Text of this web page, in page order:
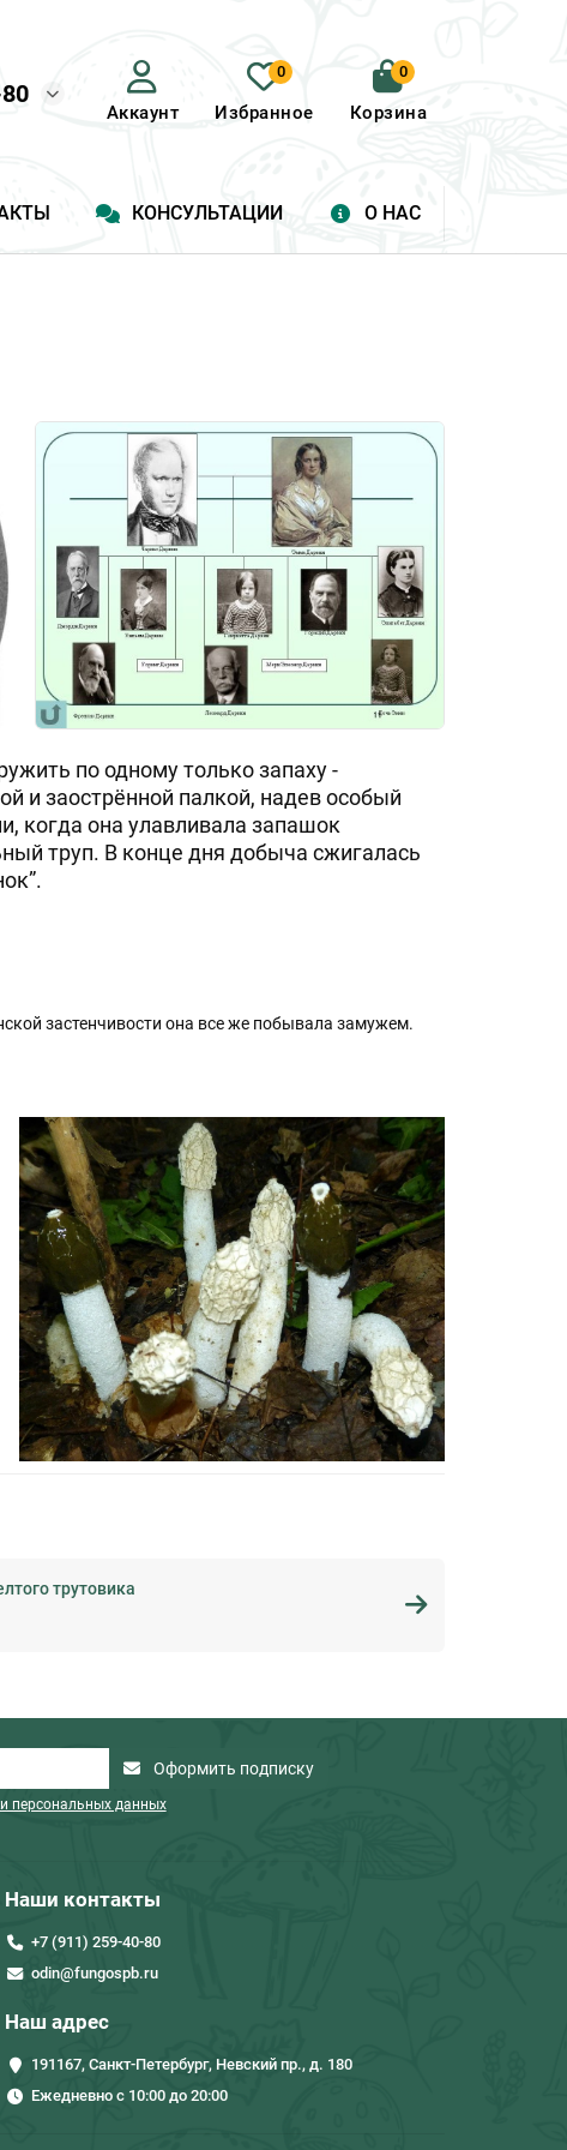
Аккаунт
0
Избранное
0
Корзина
КОНСУЛЬТАЦИИ О НАС
по одному только запаху -
и заострённой палкой, надев особый
когда она улавливала запашок
труп. В конце дня добыча сжигалась
застенчивости она все же побывала замужем.
трутовика
Оформить подписку
персональных данных
Наши контакты
+7 (911) 259-40-80
odin@fungospb.ru
Наш адрес
191167, Санкт-Петербург, Невский пр., д. 180
Ежедневно с 10:00 до 20:00